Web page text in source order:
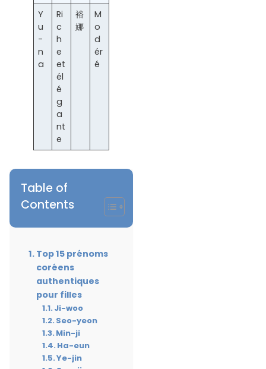
Y
u
-
n
a
Ri
c
h
e
et
él
é
g
a
nt
e
裕
娜
M
o
d
ér
é
Table of
Contents
Top 15 prénoms
coréens
authentiques
pour filles
Ji-woo
Seo-yeon
Min-ji
Ha-eun
Ye-jin